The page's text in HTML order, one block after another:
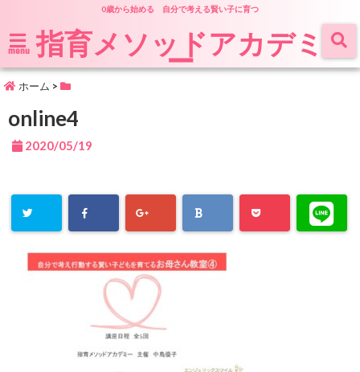
0歳から始める 自分で考える賢い子に育つ
menu 指育メソッドアカデミ
ー
ホーム >
online4
2020/05/19